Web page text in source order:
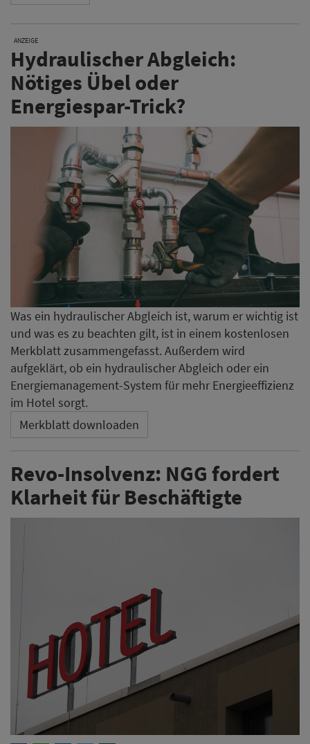
ANZEIGE
Hydraulischer Abgleich:
Nötiges Übel oder
Energiespar-Trick?
Was ein hydraulischer Abgleich ist, warum er wichtig ist
und was es zu beachten gilt, ist in einem kostenlosen
Merkblatt zusammengefasst. Außerdem wird
aufgeklärt, ob ein hydraulischer Abgleich oder ein
Energiemanagement-System für mehr Energieeffizienz
im Hotel sorgt.
Merkblatt downloaden
Revo-Insolvenz: NGG fordert
Klarheit für Beschäftigte